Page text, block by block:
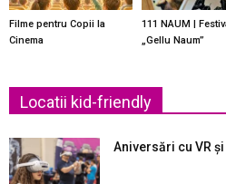
Filme pentru Copii la
Cinema
111 NAUM |
„Gellu Naum”
Locatii kid-friendly
Aniversări cu VR